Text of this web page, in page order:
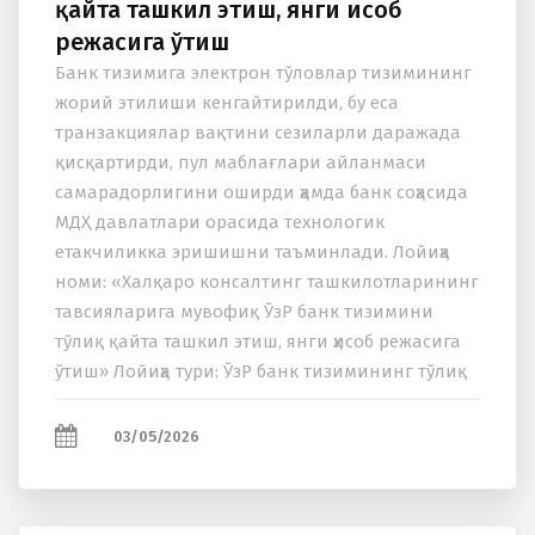
қайта ташкил этиш, янги ҳисоб
режасига ўтиш
Банк тизимига электрон тўловлар тизимининг
жорий этилиши кенгайтирилди, бу еса
транзакциялар вақтини сезиларли даражада
қисқартирди, пул маблағлари айланмаси
самарадорлигини оширди ҳамда банк соҳасида
МДҲ давлатлари орасида технологик
етакчиликка эришишни таъминлади. Лойиҳа
номи: «Халқаро консалтинг ташкилотларининг
тавсияларига мувофиқ ЎзР банк тизимини
тўлиқ қайта ташкил этиш, янги ҳисоб режасига
ўтиш» Лойиҳа тури: ЎзР банк тизимининг тўлиқ
Инновацияларни...
03/05/2026